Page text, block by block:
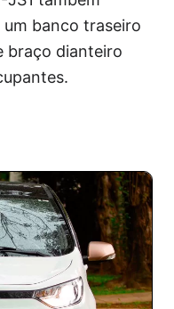
banco traseiro
braço dianteiro